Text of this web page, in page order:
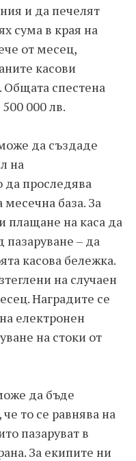
и да печелят
сума в края на
от месец,
касови
Общата спестена
000 лв.
да създаде
на
да проследява
база. За
плащане на каса да
пазаруване – да
касова бележка.
на случаен
Наградите се
електронен
на стоки от
да бъде
то се равнява на
пазаруват в
За екипите ни